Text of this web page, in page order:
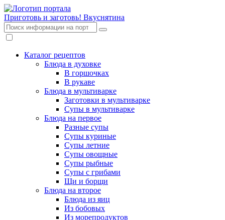
Приготовь и заготовь! Вкуснятина
Каталог рецептов
Блюда в духовке
В горшочках
В рукаве
Блюда в мультиварке
Заготовки в мультиварке
Супы в мультиварке
Блюда на первое
Разные супы
Супы куриные
Супы летние
Супы овощные
Супы рыбные
Супы с грибами
Щи и борщи
Блюда на второе
Блюда из яиц
Из бобовых
Из морепродуктов